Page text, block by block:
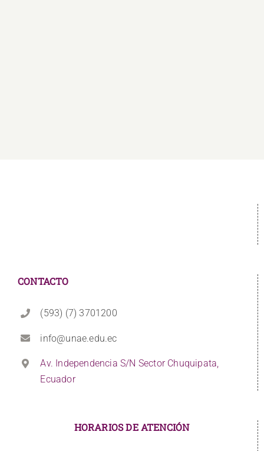
CONTACTO
(593) (7) 3701200
info@unae.edu.ec
Av. Independencia S/N Sector Chuquipata,
Ecuador
HORARIOS DE ATENCIÓN